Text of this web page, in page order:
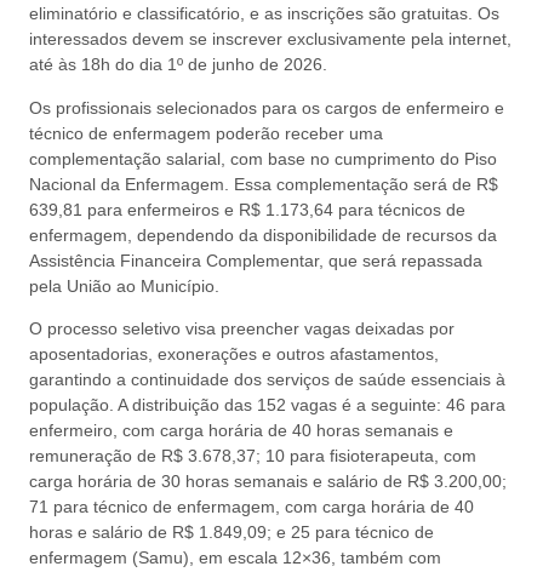
eliminatório e classificatório, e as inscrições são gratuitas. Os
interessados devem se inscrever exclusivamente pela internet,
até às 18h do dia 1º de junho de 2026.
Os profissionais selecionados para os cargos de enfermeiro e
técnico de enfermagem poderão receber uma
complementação salarial, com base no cumprimento do Piso
Nacional da Enfermagem. Essa complementação será de R$
639,81 para enfermeiros e R$ 1.173,64 para técnicos de
enfermagem, dependendo da disponibilidade de recursos da
Assistência Financeira Complementar, que será repassada
pela União ao Município.
O processo seletivo visa preencher vagas deixadas por
aposentadorias, exonerações e outros afastamentos,
garantindo a continuidade dos serviços de saúde essenciais à
população. A distribuição das 152 vagas é a seguinte: 46 para
enfermeiro, com carga horária de 40 horas semanais e
remuneração de R$ 3.678,37; 10 para fisioterapeuta, com
carga horária de 30 horas semanais e salário de R$ 3.200,00;
71 para técnico de enfermagem, com carga horária de 40
horas e salário de R$ 1.849,09; e 25 para técnico de
enfermagem (Samu), em escala 12×36, também com